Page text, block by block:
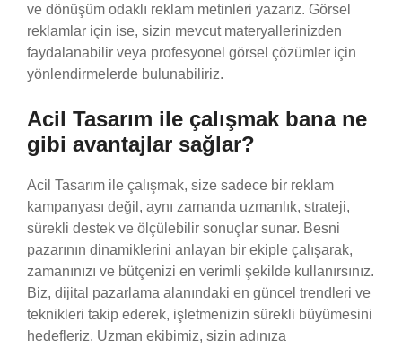
ve dönüşüm odaklı reklam metinleri yazarız. Görsel
reklamlar için ise, sizin mevcut materyallerinizden
faydalanabilir veya profesyonel görsel çözümler için
yönlendirmelerde bulunabiliriz.
Acil Tasarım ile çalışmak bana ne
gibi avantajlar sağlar?
Acil Tasarım ile çalışmak, size sadece bir reklam
kampanyası değil, aynı zamanda uzmanlık, strateji,
sürekli destek ve ölçülebilir sonuçlar sunar. Besni
pazarının dinamiklerini anlayan bir ekiple çalışarak,
zamanınızı ve bütçenizi en verimli şekilde kullanırsınız.
Biz, dijital pazarlama alanındaki en güncel trendleri ve
teknikleri takip ederek, işletmenizin sürekli büyümesini
hedefleriz. Uzman ekibimiz, sizin adınıza